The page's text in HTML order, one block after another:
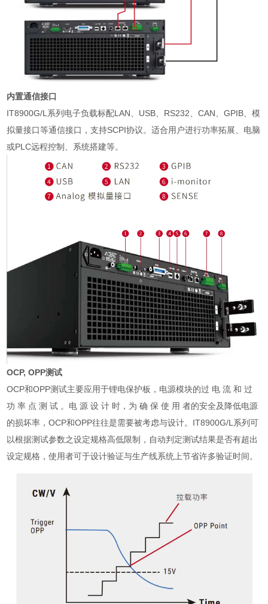
内置通信接口
IT8900G/L系列电子负载标配LAN、USB、RS232、CAN、GPIB、模
拟量接口等通信接口，支持SCPI协议。适合用户进行功率拓展、电脑
或PLC远程控制、系统搭建等。
OCP, OPP测试
OCP和OPP测试主要应用于锂电保护板，电源模块的过 电 流 和 过
功 率 点 测 试 。电 源 设 计 时，为 确 保 使 用 者的安全及降低电源
的损坏率，OCP和OPP往往是需要被考虑与设计。IT8900G/L系列可
以根据测试参数之设定规格高低限制，自动判定测试结果是否有超出
设定规格，使用者可于设计验证与生产线系统上节省许多验证时间。